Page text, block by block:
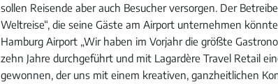
sollen Reisende aber auch Besucher versorgen. Der
Weltreise“, die seine Gäste am Airport unternehmen
Hamburg Airport „Wir haben im Vorjahr die größte
zehn Jahre durchgeführt und mit Lagardère Travel Retail
gewonnen, der uns mit einem kreativen, ganzheitlichen